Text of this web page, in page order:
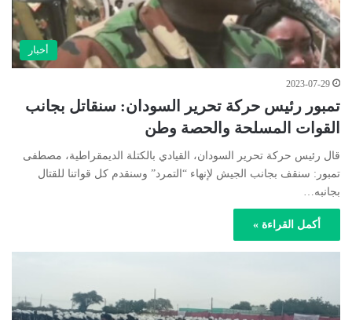
أخبار
2023-07-29
تمبور رئيس حركة تحرير السودان: سنقاتل بجانب
القوات المسلحة والحصة وطن
قال رئيس حركة تحرير السودان، القيادي بالكتلة الديمقراطية، مصطفى
تمبور: سنقف بجانب الجيش لإنهاء “التمرد” وسنقدم كل قواتنا للقتال
بجانبه…
أكمل القراءة »